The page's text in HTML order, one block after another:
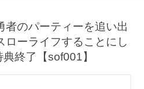
者のパーティーを追い出
ローライフすることにし
終了【sof001】